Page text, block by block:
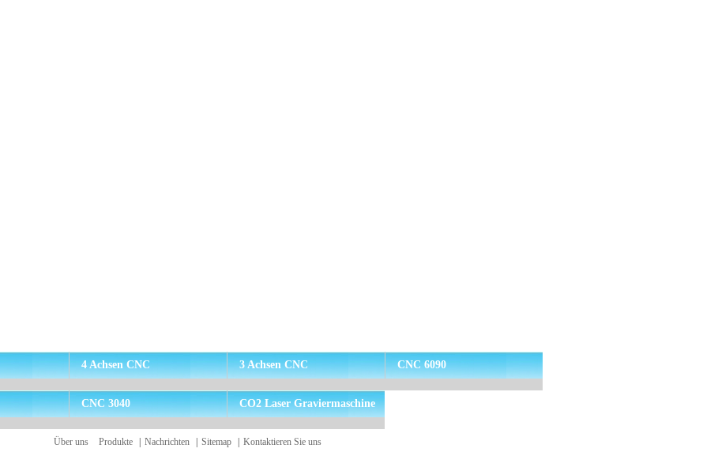
4 Achsen CNC 3 Achsen CNC CNC 6090
CNC 3040 CO2 Laser Graviermaschine
Über uns Produkte Nachrichten Sitemap Kontaktieren Sie uns